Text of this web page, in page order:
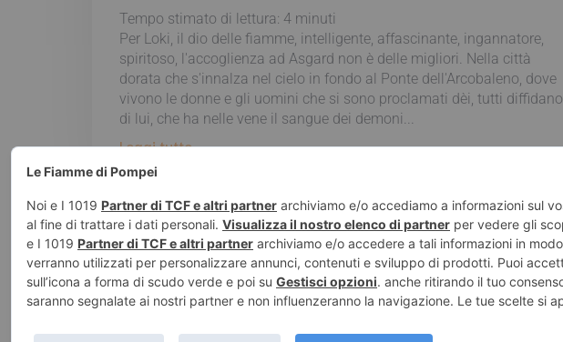
Tempo stimato di lettura: 4 minuti
Per Loki, il dio delle fiamme, intelligente, affascinante, ingannatore,
spiritoso, l'accoglienza ad Asgard non è delle migliori. Nella città
dorata che s'innalza nel cielo in fondo al Ponte dell'Arcobaleno, dove
vivono le donne e gli uomini che si sono proclamati dèi, tutti diffidano
di lui, che ha nelle vene il sangue dei demoni...
Leggi tutto